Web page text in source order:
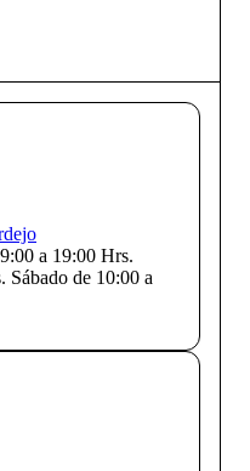
a 19:00 Hrs.
Sábado de 10:00 a